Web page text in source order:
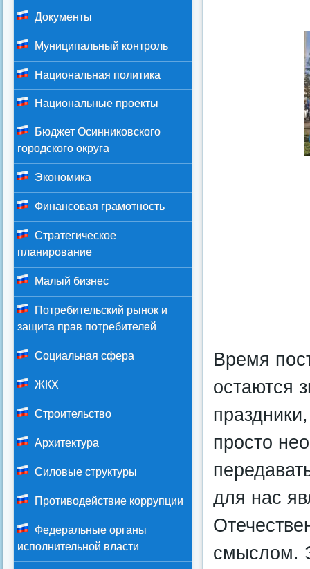
Время
остаются
просто
для нас
смыслом.
Документы
Муниципальный контроль
Национальная политика
Национальные проекты
Бюджет Осинниковского
городского округа
Экономика
Финансовая грамотность
Стратегическое
планирование
Малый бизнес
Потребительский рынок и
защита прав потребителей
Социальная сфера
ЖКХ
Строительство
Архитектура
Силовые структуры
Противодействие коррупции
Федеральные органы
исполнительной власти